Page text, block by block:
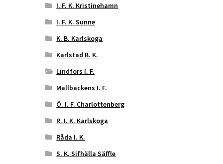
I. F. K. Kristinehamn
I. F. K. Sunne
K. B. Karlskoga
Karlstad B. K.
Lindfors I. F.
Mallbackens I. F.
Ö. I. F. Charlottenberg
R. I. K. Karlskoga
Råda I. K.
S. K. Sifhälla Säffle